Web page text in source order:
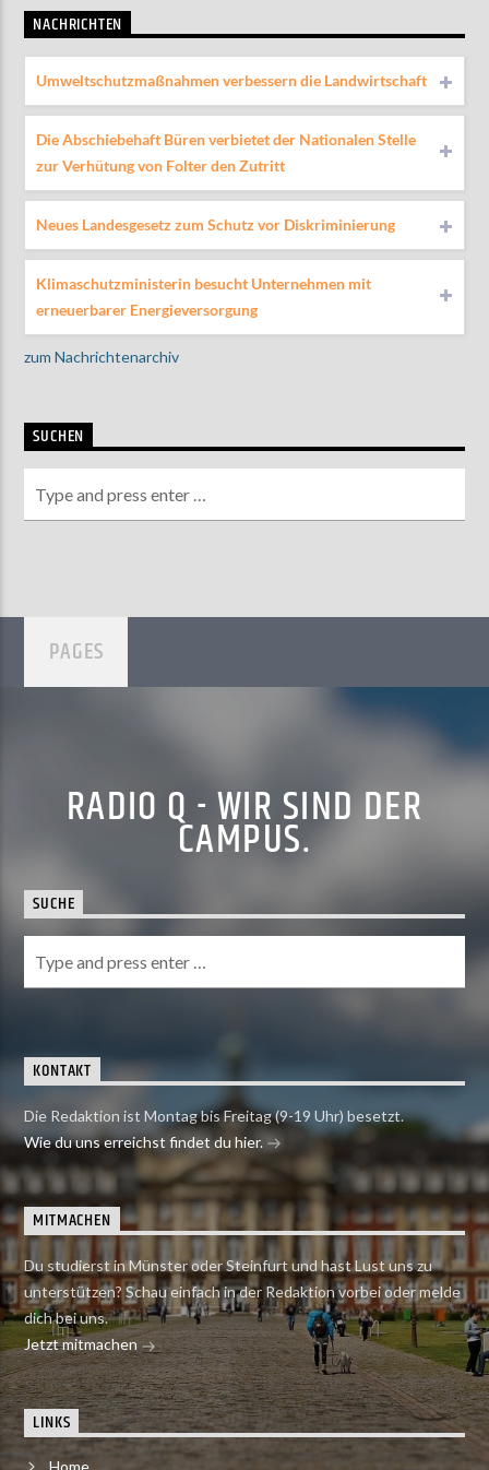
NACHRICHTEN
Umweltschutzmaßnahmen verbessern die Landwirtschaft
Die Abschiebehaft Büren verbietet der Nationalen Stelle
zur Verhütung von Folter den Zutritt
Neues Landesgesetz zum Schutz vor Diskriminierung
Klimaschutzministerin besucht Unternehmen mit
erneuerbarer Energieversorgung
zum Nachrichtenarchiv
SUCHEN
PAGES
RADIO Q - WIR SIND DER
CAMPUS.
SUCHE
KONTAKT
Die Redaktion ist Montag bis Freitag (9-19 Uhr) besetzt.
Wie du uns erreichst findet du hier.
MITMACHEN
Du studierst in Münster oder Steinfurt und hast Lust uns zu
unterstützen? Schau einfach in der Redaktion vorbei oder melde
dich bei uns.
Jetzt mitmachen
LINKS